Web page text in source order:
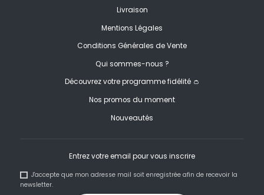
Livraison
Mentions Légales
Conditions Générales de Vente
Qui sommes-nous ?
Découvrez votre programme fidélité 👛
Nos promos du moment
Nouveautés
Entrez votre email pour vous inscrire
J'accepte que mon adresse mail soit enregistrée afin de recevoir la
newsletter.